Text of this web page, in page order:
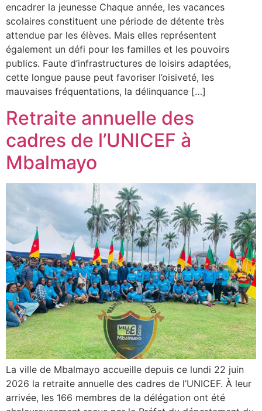
encadrer la jeunesse Chaque année, les vacances
scolaires constituent une période de détente très
attendue par les élèves. Mais elles représentent
également un défi pour les familles et les pouvoirs
publics. Faute d’infrastructures de loisirs adaptées,
cette longue pause peut favoriser l’oisiveté, les
mauvaises fréquentations, la délinquance […]
Retraite annuelle des
cadres de l’UNICEF à
Mbalmayo
La ville de Mbalmayo accueille depuis ce lundi 22 juin
2026 la retraite annuelle des cadres de l’UNICEF. À leur
arrivée, les 166 membres de la délégation ont été